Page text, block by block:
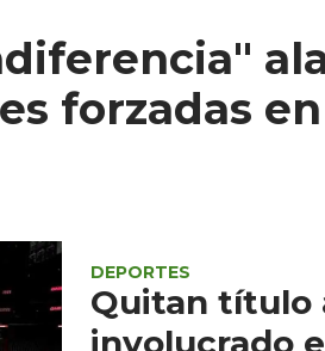
forzadas
DEPORTES
Quitan título